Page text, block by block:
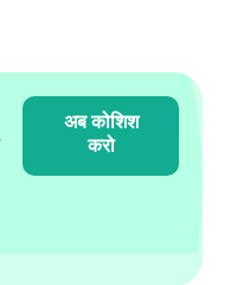
अब कोशिश
करो